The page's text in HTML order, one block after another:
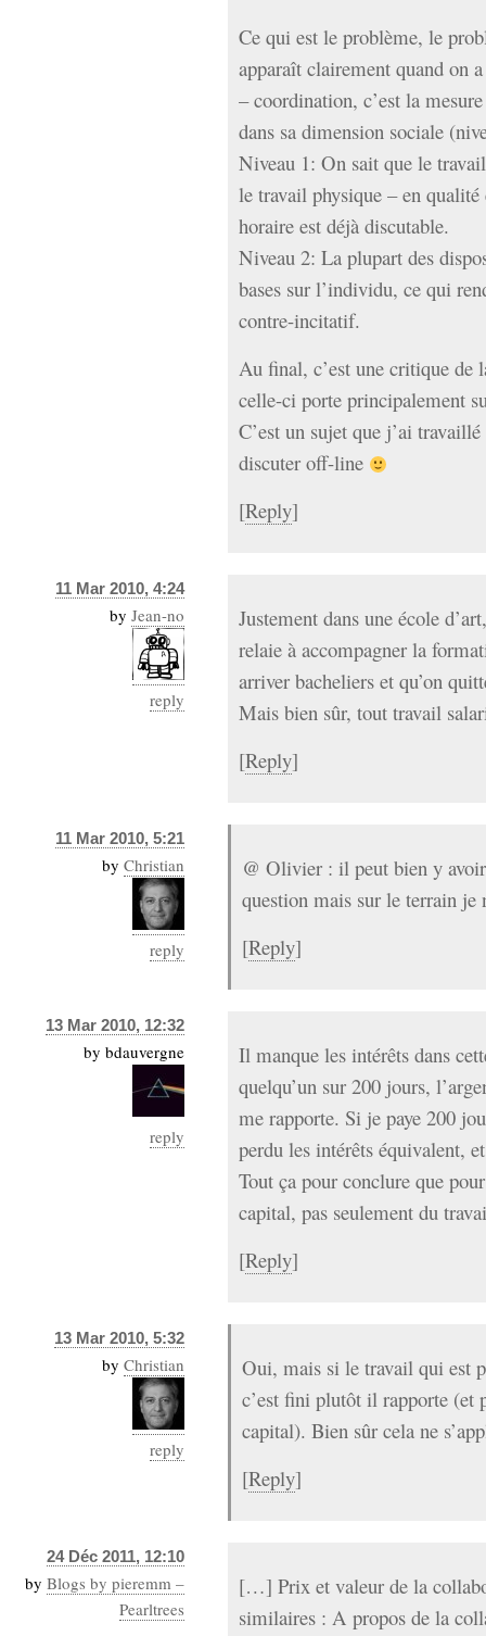
Ce qui est le problème, le
apparaît clairement quand on
– coordination, c’est la
dans sa dimension sociale
Niveau 1: On sait que le
le travail physique – en
horaire est déjà discutable.
Niveau 2: La plupart des
bases sur l’individu, ce qui
contre-incitatif.
Au final, c’est une critique de
celle-ci porte principalement
C’est un sujet que j’ai
discuter off-line
[Reply]
11 Mar 2010, 4:24
by Jean-no
reply
Justement dans une école
relaie à accompagner la
arriver bacheliers et qu’on
Mais bien sûr, tout travail
[Reply]
11 Mar 2010, 5:21
by Christian
reply
@ Olivier : il peut bien y
question mais sur le terrain je
[Reply]
13 Mar 2010, 12:32
by bdauvergne
reply
Il manque les intérêts dans
quelqu’un sur 200 jours,
me rapporte. Si je paye 200
perdu les intérêts équivalent,
Tout ça pour conclure que
capital, pas seulement du
[Reply]
13 Mar 2010, 5:32
by Christian
reply
Oui, mais si le travail qui est
c’est fini plutôt il rapporte (et
capital). Bien sûr cela ne
[Reply]
24 Déc 2011, 12:10
by Blogs by pieremm –
Pearltrees
[…] Prix et valeur de la
similaires : A propos de la